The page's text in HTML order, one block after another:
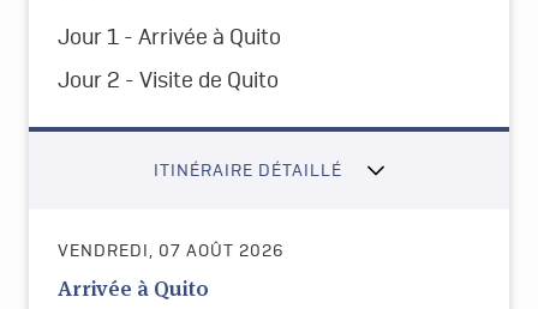
Jour 1 - Arrivée à Quito
Jour 2 - Visite de Quito
ITINÉRAIRE DÉTAILLÉ
VENDREDI, 07 AOÛT 2026
Arrivée à Quito